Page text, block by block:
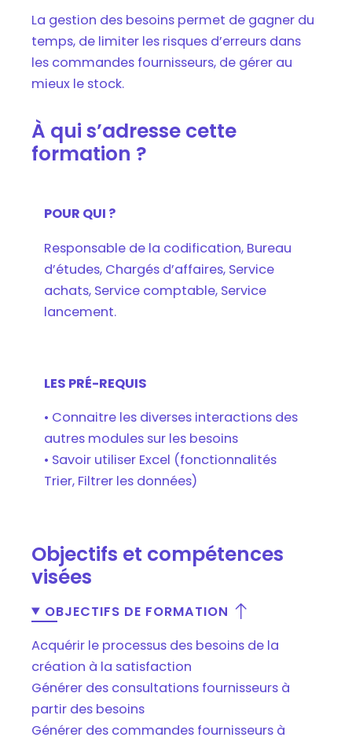
La gestion des besoins permet de gagner du
temps, de limiter les risques d’erreurs dans
les commandes fournisseurs, de gérer au
mieux le stock.
À qui s’adresse cette
formation ?
POUR QUI ?
Responsable de la codification, Bureau
d’études, Chargés d’affaires, Service
achats, Service comptable, Service
lancement.
LES PRÉ-REQUIS
• Connaitre les diverses interactions des
autres modules sur les besoins
• Savoir utiliser Excel (fonctionnalités
Trier, Filtrer les données)
Objectifs et compétences
visées
OBJECTIFS DE FORMATION
Acquérir le processus des besoins de la
création à la satisfaction
Générer des consultations fournisseurs à
partir des besoins
Générer des commandes fournisseurs à